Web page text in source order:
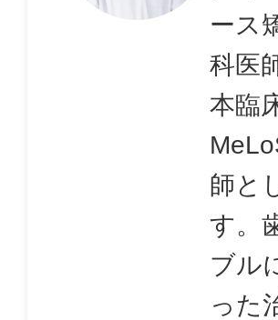
ース
科医
本臨
師と
す。
ブル
った